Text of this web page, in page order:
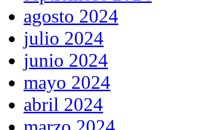
agosto 2024
julio 2024
junio 2024
mayo 2024
abril 2024